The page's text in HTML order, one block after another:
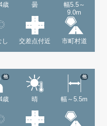
歳 曇
幅5.5～
9.0m
し 交差点付近 市町村道
歳
他
晴 幅～5.5m
他